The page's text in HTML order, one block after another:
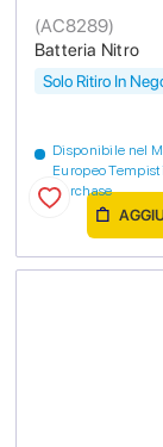
Batteria Nitro
(AC8289)
Disponibile nel
Europeo
purchase
Solo Ritiro In